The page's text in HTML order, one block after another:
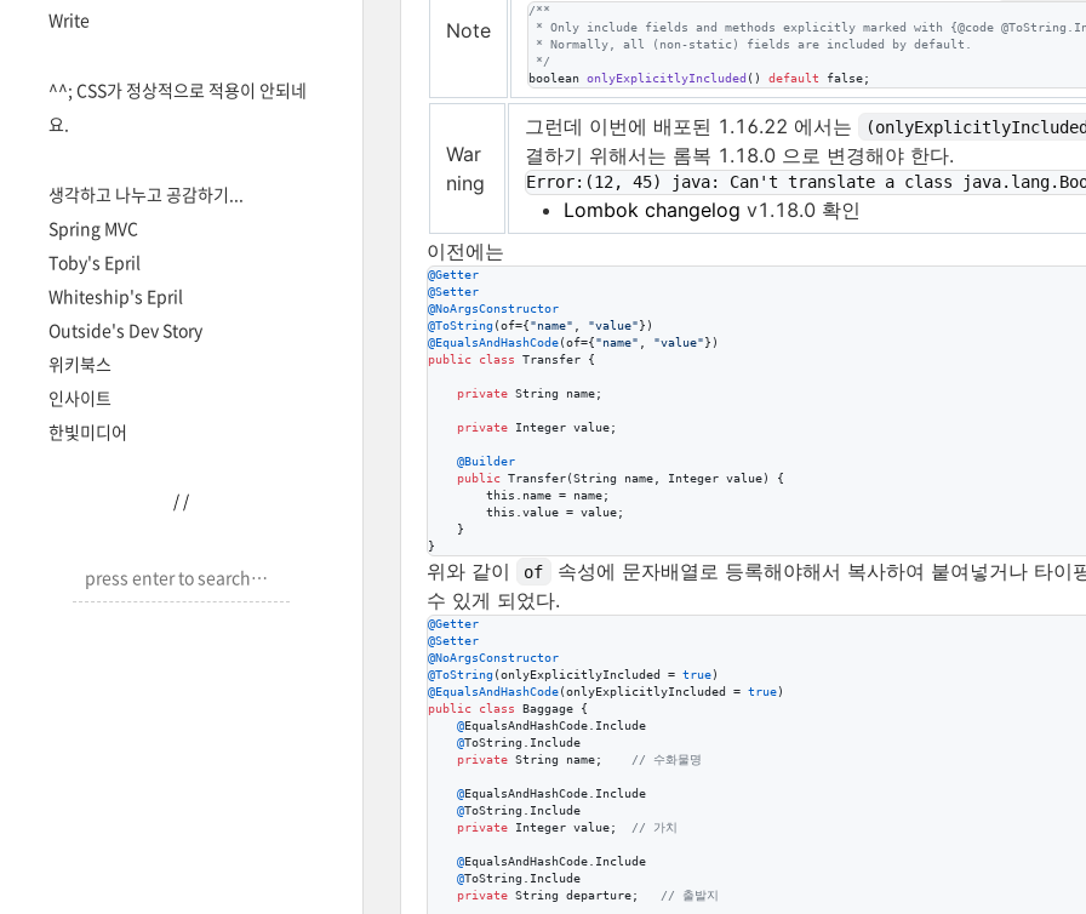
Write
^^; CSS가 정상적으로 적용이 안되네
요.
생각하고 나누고 공감하기...
Spring MVC
Toby's Epril
Whiteship's Epril
Outside's Dev Story
위키북스
인사이트
한빛미디어
/ /
Note
/**
* Only include fields and methods explicitly marked with {@code
* Normally, all (non-static) fields are included by default.
*/
boolean onlyExplicitlyIncluded () default false;
War
ning
그런데 이번에 배포된 1.16.22 에서는
결하기 위해서는 롬복 1.18.0 으로 변경해야 한다.
Error:(12, 45) java: Can't translate a class
Lombok changelog v1.18.0 확인
이전에는
@Getter
@Setter
@NoArgsConstructor
@ToString(of={"name" "value"
@EqualsAndHashCode(of={"name" "value"
public
class Transfer {
private String name;
private Integer value;
@Builder
public Transfer(String name Integer value) {
this
name = name;
this
value = value;
    }
}
위와 같이 of
속성에 문자배열로 등록해야해서 복사하여 붙여넣거나 타
수 있게 되었다.
@Getter
@Setter
@NoArgsConstructor
@ToString(onlyExplicitlyIncluded = true
@EqualsAndHashCode(onlyExplicitlyIncluded = true
public
class Baggage {
@EqualsAndHashCode. Include
@ToString . Include
private String name; // 수화물명
@EqualsAndHashCode. Include
@ToString . Include
private
Integer value; // 가치
@EqualsAndHashCode. Include
@ToString . Include
private String departure; // 출발지